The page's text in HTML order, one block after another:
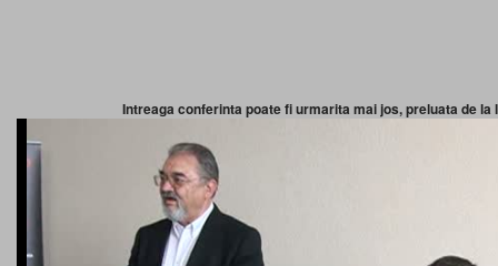
Intreaga conferinta poate fi urmarita mai jos, preluata de la